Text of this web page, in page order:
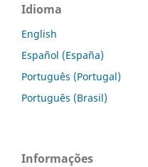
Idioma
English
Español (España)
Português (Portugal)
Português (Brasil)
Informações